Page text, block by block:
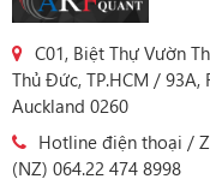
C01, Biệt Thự Vườn
Thủ Đức, TP.HCM /
Auckland 0260
Hotline điện thoại /
(NZ) 064.22 474 8998